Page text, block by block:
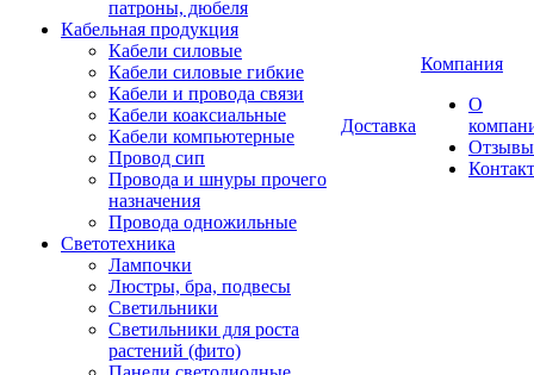
патроны, дюбеля
Кабельная продукция
Кабели силовые
Кабели силовые гибкие
Кабели и провода связи
Кабели коаксиальные
Кабели компьютерные
Провод сип
Провода и шнуры прочего
назначения
Провода одножильные
Светотехника
Лампочки
Люстры, бра, подвесы
Светильники
Светильники для роста
растений (фито)
Доставка
Компания
О
Отзывы